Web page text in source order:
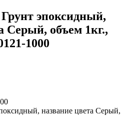
эпоксидный,
Серый, объем 1кг.,
1000
название цвета Серый,